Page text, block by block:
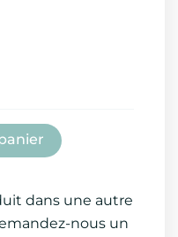
dans une autre
nous un